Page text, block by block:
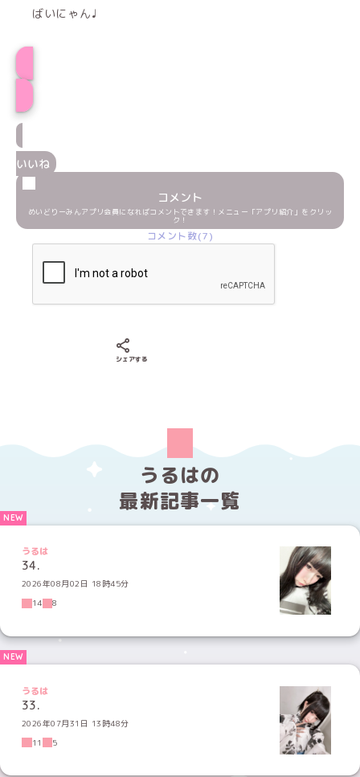
ばいにゃん♩
いいね
コメント
めいどりーみんアプリ会員になればコメントできます！メニュー「アプリ紹介」をクリッ
ク！
コメント数(7)
シェアする
うるはの
最新記事一覧
うるは
34.
2026年08月02日 18時45分
14
8
うるは
33.
2026年07月31日 13時48分
11
5